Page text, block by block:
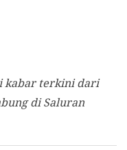
kabar terkini dari
di Saluran